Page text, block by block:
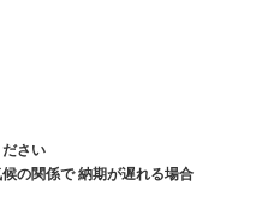
さい
の関係で 納期が遅れる場合